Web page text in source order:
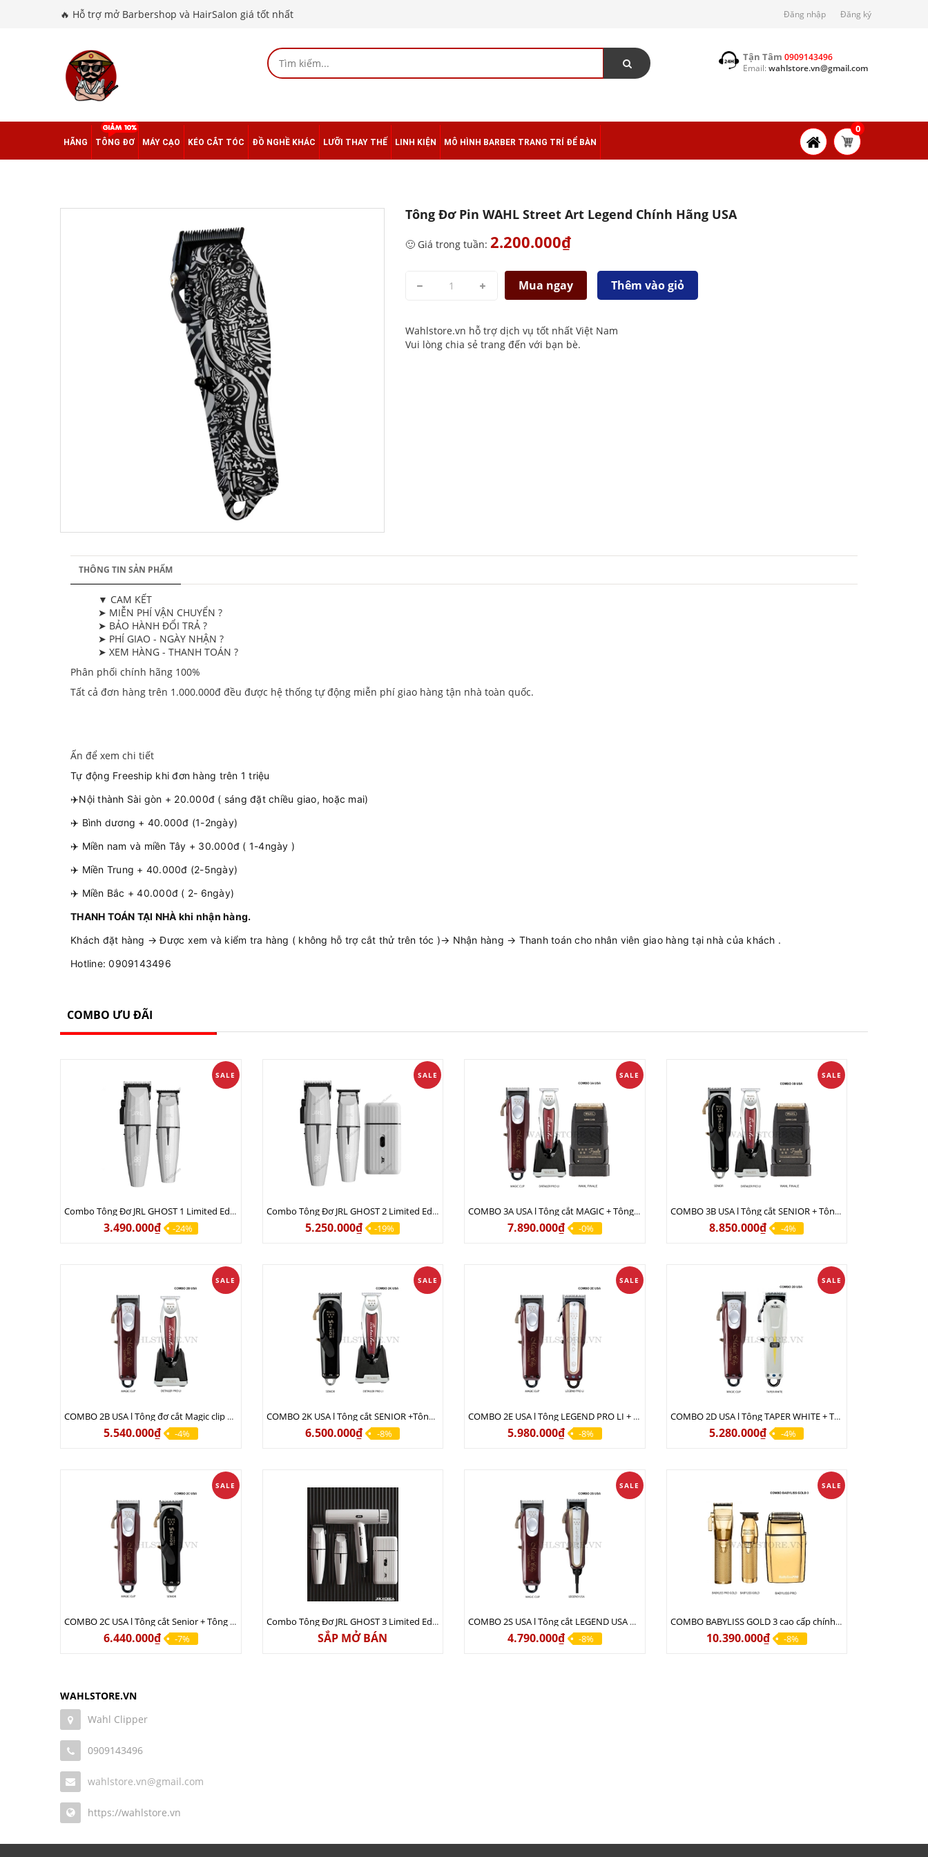
🔥 Hỗ trợ mở Barbershop và HairSalon giá tốt nhất Đăng nhập Đăng ký
Tận Tâm 0909143496
Email: wahlstore.vn@gmail.com
HÃNG TÔNG ĐƠ MÁY CẠO KÉO CẮT TÓC ĐỒ NGHỀ KHÁC LƯỠI THAY THẾ LINH KIỆN MÔ HÌNH BARBER TRANG TRÍ ĐỂ BÀN
0
Tông Đơ Pin WAHL Street Art Legend Chính Hãng USA
🙂 Giá trong tuần: 2.200.000₫
Thêm vào giỏ
Mua ngay
Wahlstore.vn hỗ trợ dịch vụ tốt nhất Việt Nam
Vui lòng chia sẻ trang đến với bạn bè.
THÔNG TIN SẢN PHẨM
▼ CAM KẾT
➤ MIỄN PHÍ VẬN CHUYỂN ?
➤ BẢO HÀNH ĐỔI TRẢ ?
➤ PHÍ GIAO - NGÀY NHẬN ?
➤ XEM HÀNG - THANH TOÁN ?
Phân phối chính hãng 100%
Tất cả đơn hàng trên 1.000.000đ đều được hệ thống tự động miễn phí giao hàng tận nhà toàn quốc.
Ấn để xem chi tiết
Tự động Freeship khi đơn hàng trên 1 triệu
✈️Nội thành Sài gòn + 20.000đ ( sáng đặt chiều giao, hoặc mai)
✈️ Bình dương + 40.000đ (1-2ngày)
✈️ Miền nam và miền Tây + 30.000đ ( 1-4ngày )
✈️ Miền Trung + 40.000đ (2-5ngày)
✈️ Miền Bắc + 40.000đ ( 2- 6ngày)
THANH TOÁN TẠI NHÀ khi nhận hàng.
Khách đặt hàng → Được xem và kiểm tra hàng ( không hỗ trợ cắt thử trên tóc )→ Nhận hàng → Thanh toán cho nhân viên giao hàng tại nhà của khách .
Hotline: 0909143496
COMBO ƯU ĐÃI
SALE
Combo Tông Đơ JRL GHOST 1 Limited Edition Chính Hãng USA
3.490.000₫ -24%
SALE
Combo Tông Đơ JRL GHOST 2 Limited Edition Chính Hãng USA
5.250.000₫ -19%
SALE
COMBO 3A USA l Tông cắt MAGIC + Tông viền DETAILER PRO LI + Cạo khô FINALE
7.890.000₫ -0%
SALE
COMBO 3B USA l Tông cắt SENIOR + Tông viền DETAILER PRO LI + Cạo khô FINALE
8.850.000₫ -4%
SALE
COMBO 2B USA l Tông đơ cắt Magic clip Red + Tông đơ viền Detailer Pro Li
5.540.000₫ -4%
SALE
COMBO 2K USA l Tông cắt SENIOR +Tông viền DETAILER PRO LI
6.500.000₫ -8%
SALE
COMBO 2E USA l Tông LEGEND PRO LI + Tông MAGIC CLIP
5.980.000₫ -8%
SALE
COMBO 2D USA l Tông TAPER WHITE + Tông MAGIC CLIP
5.280.000₫ -4%
SALE
COMBO 2C USA l Tông cắt Senior + Tông cắt Magic clip
6.440.000₫ -7%
Combo Tông Đơ JRL GHOST 3 Limited Edition Chính Hãng USA
SẮP MỞ BÁN
SALE
COMBO 2S USA l Tông cắt LEGEND USA CÓ DÂY 220V + Tông pin MAGIC CLIP
4.790.000₫ -8%
SALE
COMBO BABYLISS GOLD 3 cao cấp chính hãng
10.390.000₫ -8%
WAHLSTORE.VN
Wahl Clipper
0909143496
wahlstore.vn@gmail.com
https://wahlstore.vn